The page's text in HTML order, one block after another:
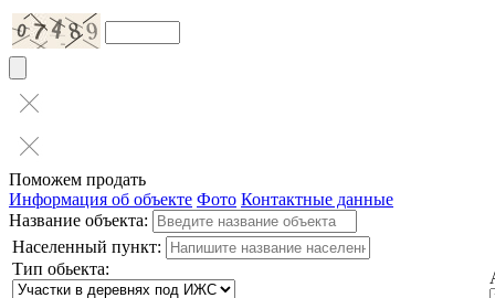
Поможем продать
Информация об объекте Фото Контактные данные
Название объекта:
Населенный пункт:
Тип обьекта: